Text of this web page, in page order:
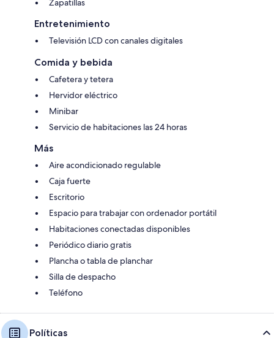
Zapatillas
Entretenimiento
Televisión LCD con canales digitales
Comida y bebida
Cafetera y tetera
Hervidor eléctrico
Minibar
Servicio de habitaciones las 24 horas
Más
Aire acondicionado regulable
Caja fuerte
Escritorio
Espacio para trabajar con ordenador portátil
Habitaciones conectadas disponibles
Periódico diario gratis
Plancha o tabla de planchar
Silla de despacho
Teléfono
Políticas